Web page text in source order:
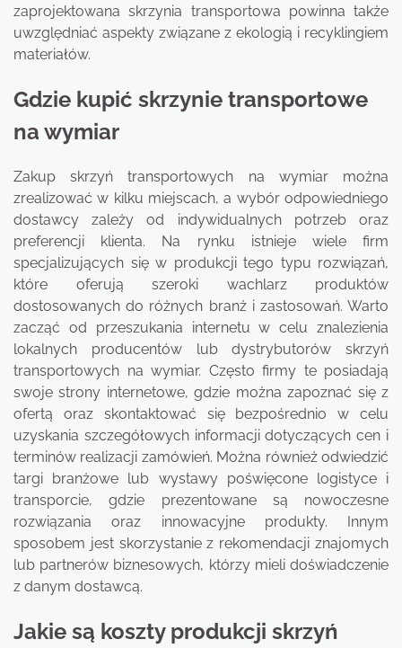
zaprojektowana skrzynia transportowa powinna także
uwzględniać aspekty związane z ekologią i recyklingiem
materiałów.
Gdzie kupić skrzynie transportowe
na wymiar
Zakup skrzyń transportowych na wymiar można
zrealizować w kilku miejscach, a wybór odpowiedniego
dostawcy zależy od indywidualnych potrzeb oraz
preferencji klienta. Na rynku istnieje wiele firm
specjalizujących się w produkcji tego typu rozwiązań,
które oferują szeroki wachlarz produktów
dostosowanych do różnych branż i zastosowań. Warto
zacząć od przeszukania internetu w celu znalezienia
lokalnych producentów lub dystrybutorów skrzyń
transportowych na wymiar. Często firmy te posiadają
swoje strony internetowe, gdzie można zapoznać się z
ofertą oraz skontaktować się bezpośrednio w celu
uzyskania szczegółowych informacji dotyczących cen i
terminów realizacji zamówień. Można również odwiedzić
targi branżowe lub wystawy poświęcone logistyce i
transporcie, gdzie prezentowane są nowoczesne
rozwiązania oraz innowacyjne produkty. Innym
sposobem jest skorzystanie z rekomendacji znajomych
lub partnerów biznesowych, którzy mieli doświadczenie
z danym dostawcą.
Jakie są koszty produkcji skrzyń